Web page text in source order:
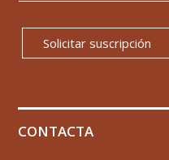
Solicitar suscripción
CONTACTA